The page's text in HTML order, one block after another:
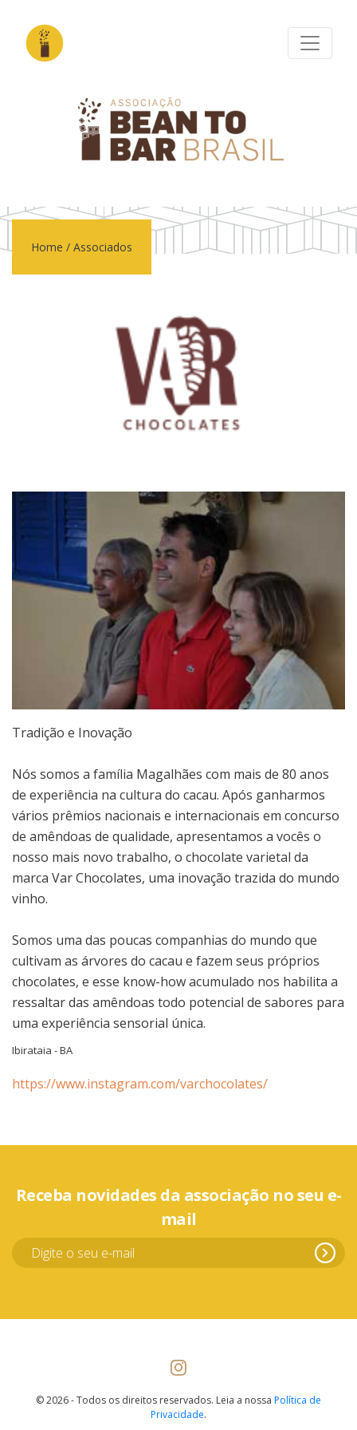
Home / Associados
Tradição e Inovação
Nós somos a família Magalhães com mais de 80 anos
de experiência na cultura do cacau. Após ganharmos
vários prêmios nacionais e internacionais em concurso
de amêndoas de qualidade, apresentamos a vocês o
nosso mais novo trabalho, o chocolate varietal da
marca Var Chocolates, uma inovação trazida do mundo
vinho.
Somos uma das poucas companhias do mundo que
cultivam as árvores do cacau e fazem seus próprios
chocolates, e esse know-how acumulado nos habilita a
ressaltar das amêndoas todo potencial de sabores para
uma experiência sensorial única.
Ibirataia - BA
https://www.instagram.com/varchocolates/
Receba novidades da associação no seu e-
mail
© 2026 - Todos os direitos reservados. Leia a nossa Política de
Privacidade.